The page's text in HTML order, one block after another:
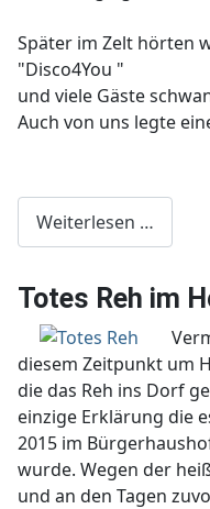
Später im Zelt hörten
"Disco4You "
und viele Gäste
Auch von uns legte
Weiterlesen …
Totes Reh im
diesem Zeitpunkt um
die das Reh ins Dorf
einzige Erklärung die
2015 im
wurde. Wegen der
und an den Tagen